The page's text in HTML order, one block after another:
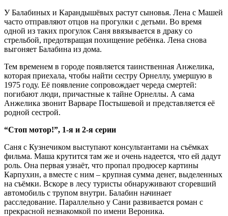
У Балабиных и Карандышёвых растут сыновья. Лена с Машей
часто отправляют отцов на прогулки с детьми. Во время
одной из таких прогулок Саня ввязывается в драку со
стрельбой, предотвращая похищение ребёнка. Лена снова
выгоняет Балабина из дома.
Тем временем в городе появляется таинственная Анжелика,
которая приехала, чтобы найти сестру Орнеллу, умершую в
1975 году. Её появление сопровождает череда смертей:
погибают люди, причастные к тайне Орнеллы. А сама
Анжелика звонит Варваре Постышевой и представляется её
родной сестрой.
“Стоп мотор!”, 1-я и 2-я серии
Саня с Кузнечиком выступают консультантами на съёмках
фильма. Маша крутится там же и очень надеется, что ей дадут
роль. Она первая узнаёт, что пропал продюсер картины
Карпухин, а вместе с ним – крупная сумма денег, выделенных
на съёмки. Вскоре в лесу туристы обнаруживают сгоревший
автомобиль с трупом внутри. Балабин начинает
расследование. Параллельно у Сани развивается роман с
прекрасной незнакомкой по имени Вероника.